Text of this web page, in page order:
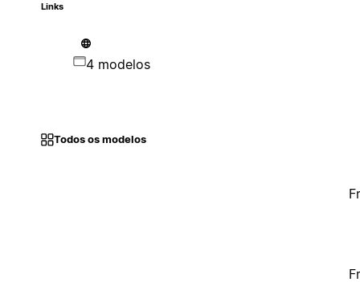
Links
4 modelos
Todos os modelos